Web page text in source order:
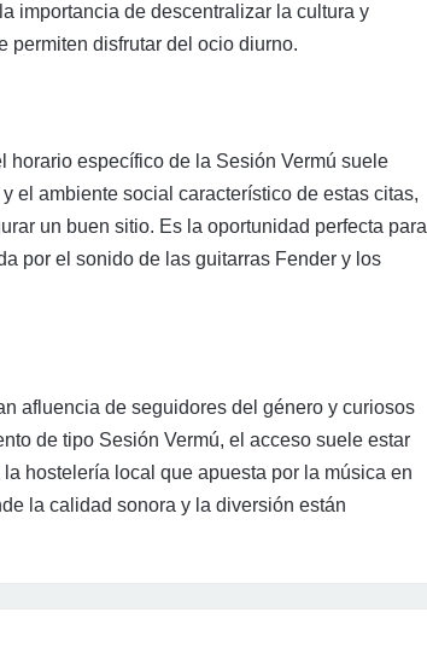
importancia de descentralizar la cultura y
permiten disfrutar del ocio diurno.
horario específico de la Sesión Vermú suele
el ambiente social característico de estas citas,
un buen sitio. Es la oportunidad perfecta para
por el sonido de las guitarras Fender y los
afluencia de seguidores del género y curiosos
de tipo Sesión Vermú, el acceso suele estar
hostelería local que apuesta por la música en
la calidad sonora y la diversión están